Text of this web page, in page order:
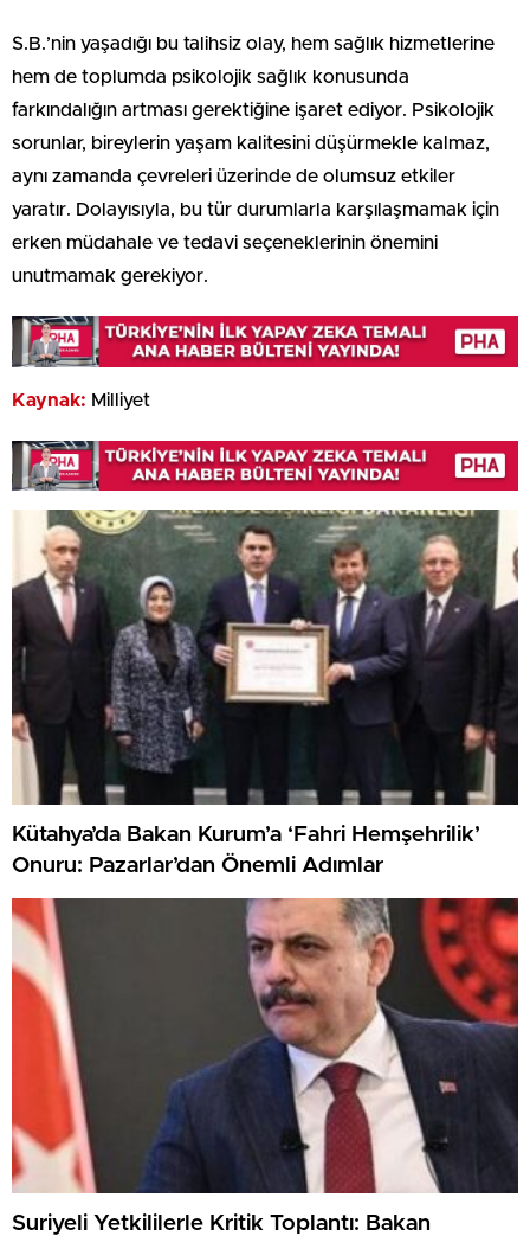
S.B.’nin yaşadığı bu talihsiz olay, hem sağlık hizmetlerine
hem de toplumda psikolojik sağlık konusunda
farkındalığın artması gerektiğine işaret ediyor. Psikolojik
sorunlar, bireylerin yaşam kalitesini düşürmekle kalmaz,
aynı zamanda çevreleri üzerinde de olumsuz etkiler
yaratır. Dolayısıyla, bu tür durumlarla karşılaşmamak için
erken müdahale ve tedavi seçeneklerinin önemini
unutmamak gerekiyor.
Kaynak: Milliyet
Kütahya’da Bakan Kurum’a ‘Fahri Hemşehrilik’
Onuru: Pazarlar’dan Önemli Adımlar
Suriyeli Yetkililerle Kritik Toplantı: Bakan